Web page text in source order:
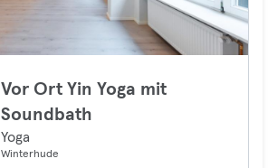
Vor Ort Yin Yoga mit
Soundbath
Yoga
Winterhude